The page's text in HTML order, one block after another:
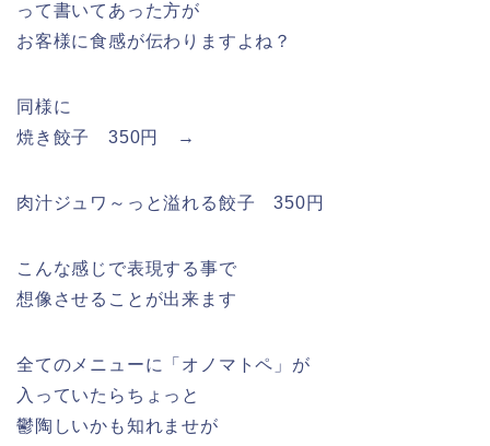
って書いてあった方が
お客様に食感が伝わりますよね？
同様に
焼き餃子 350円 →
肉汁ジュワ～っと溢れる餃子 350円
こんな感じで表現する事で
想像させることが出来ます
全てのメニューに「オノマトペ」が
入っていたらちょっと
鬱陶しいかも知れませが